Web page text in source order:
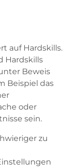
auf Hardskills.
Hardskills
Beweis
Beispiel das
oder
sein.
zu